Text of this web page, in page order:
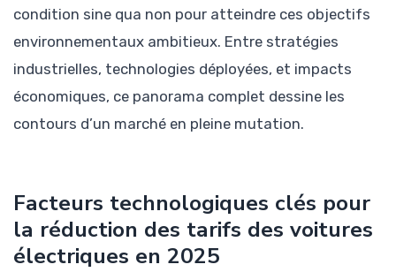
condition sine qua non pour atteindre ces objectifs
environnementaux ambitieux. Entre stratégies
industrielles, technologies déployées, et impacts
économiques, ce panorama complet dessine les
contours d’un marché en pleine mutation.
Facteurs technologiques clés pour
la réduction des tarifs des voitures
électriques en 2025